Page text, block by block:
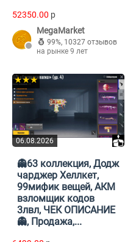
52350.00 p
MegaMarket
99%, 10327 отзывов
на рынке 9 лет
06.08.2026
★★★
👻63 коллекция, Додж
чарджер Хеллкет,
99мифик вещей, АКМ
взломщик кодов
3лвл, ЧЕК ОПИСАНИЕ
👻, Продажа,...